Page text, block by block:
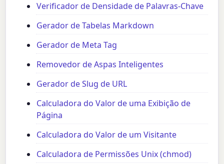
Verificador de Densidade de Palavras-Chave
Gerador de Tabelas Markdown
Gerador de Meta Tag
Removedor de Aspas Inteligentes
Gerador de Slug de URL
Calculadora do Valor de uma Exibição de
Página
Calculadora do Valor de um Visitante
Calculadora de Permissões Unix (chmod)